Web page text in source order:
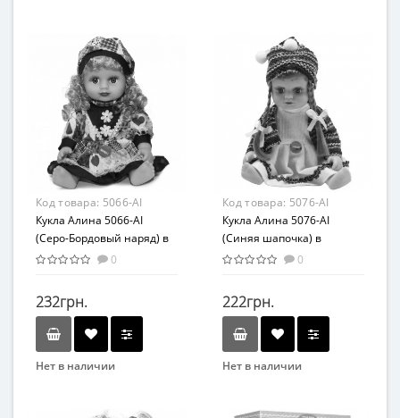
от 3 лет
Материал
Комбинированный
Возраст
Материал
Комбинированный
Код товара: 5066-AI
Кукла Алина 5066-AI
(Серо-Бордовый наряд) в
рюкзаке
0
232грн.
Нет в наличии
Код товара: 5076-AI
Кукла Алина 5076-AI
(Синяя шапочка) в
рюкзаке
0
222грн.
Нет в наличии